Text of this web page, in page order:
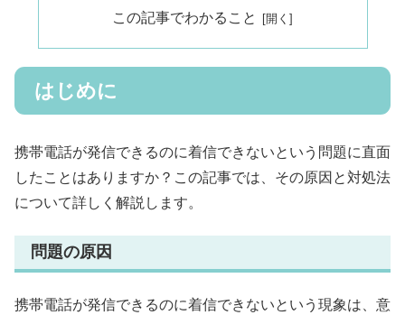
この記事でわかること
はじめに
携帯電話が発信できるのに着信できないという問題に直面
したことはありますか？この記事では、その原因と対処法
について詳しく解説します。
問題の原因
携帯電話が発信できるのに着信できないという現象は、意